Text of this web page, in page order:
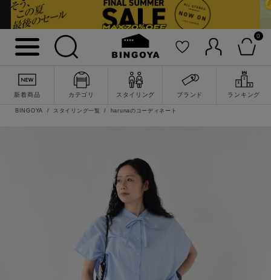
0
新着商品 カテゴリ スタイリング ブランド ランキング
詳細検索
BINGOYA スタイリング一覧 harunaのコーディネート